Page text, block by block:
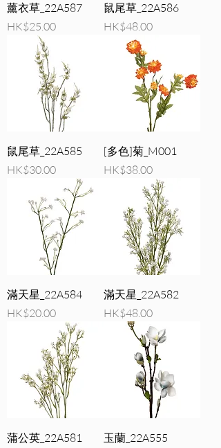
薰衣草_22A587
價格
HK$25.00
鼠尾草_22A586
價格
HK$48.00
鼠尾草_22A585
價格
HK$30.00
[多色]菊_M001
價格
HK$38.00
滿天星_22A584
價格
HK$20.00
滿天星_22A582
價格
HK$48.00
蒲公英_22A581
玉蘭_22A555